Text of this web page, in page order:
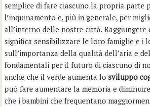
semplice di fare ciascuno la propria parte
l’inquinamento e, più in generale, per
all’interno delle nostre città. Raggiungere
significa sensibilizzare le loro famiglie e i
sull’importanza della qualità dell’aria e
fondamentali per il futuro di ciascuno di
anche che il verde aumenta losviluppo
può fare aumentare la memoria e
che i bambini che frequentano